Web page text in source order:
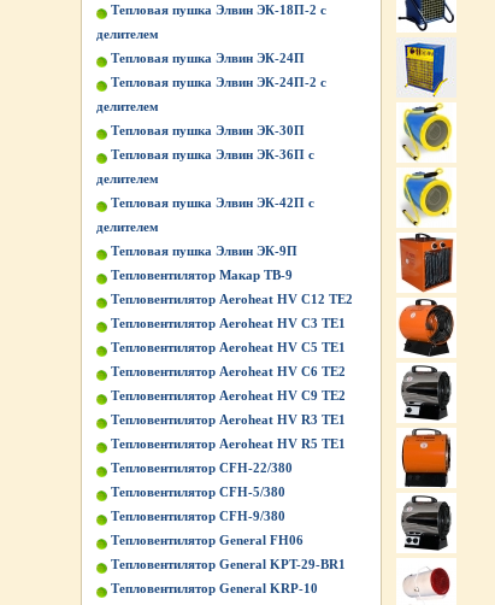
Тепловая пушка Элвин ЭК-18П-2 с
делителем
Тепловая пушка Элвин ЭК-24П
Тепловая пушка Элвин ЭК-24П-2 с
делителем
Тепловая пушка Элвин ЭК-30П
Тепловая пушка Элвин ЭК-36П с
делителем
Тепловая пушка Элвин ЭК-42П с
делителем
Тепловая пушка Элвин ЭК-9П
Тепловентилятор Макар ТВ-9
Тепловентилятор Aeroheat HV C12 TE2
Тепловентилятор Aeroheat HV C3 TE1
Тепловентилятор Aeroheat HV C5 TE1
Тепловентилятор Aeroheat HV C6 TE2
Тепловентилятор Aeroheat HV C9 TE2
Тепловентилятор Aeroheat HV R3 TE1
Тепловентилятор Aeroheat HV R5 TE1
Тепловентилятор CFH-22/380
Тепловентилятор CFH-5/380
Тепловентилятор CFH-9/380
Тепловентилятор General FH06
Тепловентилятор General KPT-29-BR1
Тепловентилятор General KRP-10